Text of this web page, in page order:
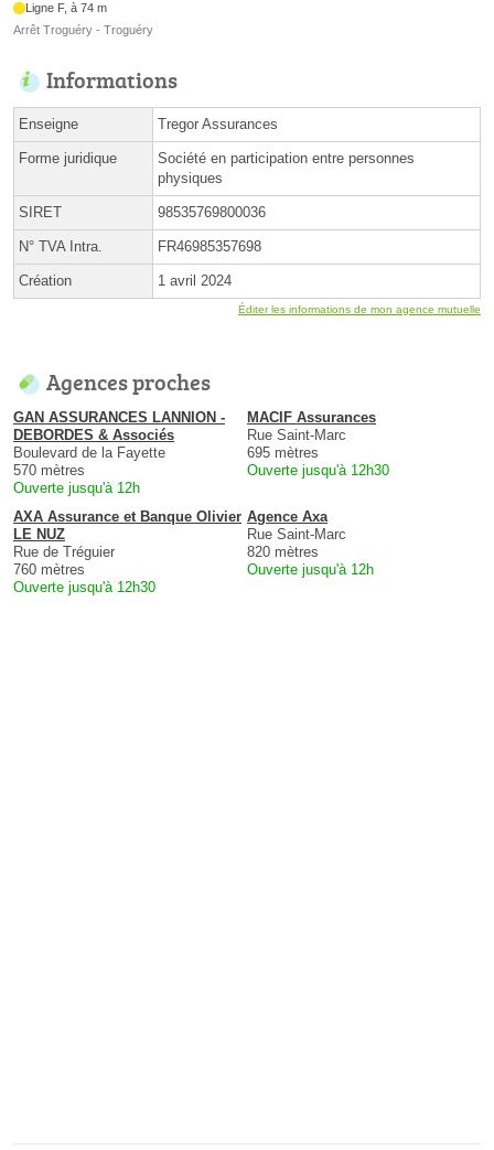
Ligne F, à 74 m
Arrêt Troguéry - Troguéry
Informations
Enseigne Tregor Assurances
Forme juridique
Société en participation entre personnes
physiques
SIRET 98535769800036
N° TVA Intra. FR46985357698
Création 1 avril 2024
Éditer les informations de mon agence mutuelle
Agences proches
GAN ASSURANCES LANNION -
DEBORDES & Associés
Boulevard de la Fayette
570 mètres
Ouverte jusqu'à 12h
MACIF Assurances
Rue Saint-Marc
695 mètres
Ouverte jusqu'à 12h30
AXA Assurance et Banque Olivier
LE NUZ
Rue de Tréguier
760 mètres
Ouverte jusqu'à 12h30
Agence Axa
Rue Saint-Marc
820 mètres
Ouverte jusqu'à 12h